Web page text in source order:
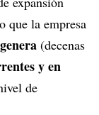
que la empresa
(decenas
y en
de